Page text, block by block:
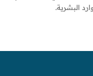
البشرية.